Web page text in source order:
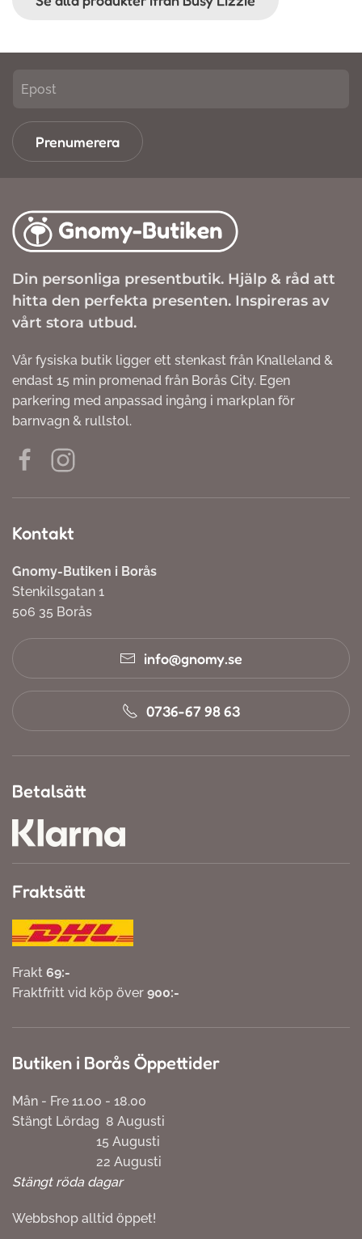
Prenumerera
Din personliga presentbutik. Hjälp & råd att
hitta den perfekta presenten. Inspireras av
vårt stora utbud.
Vår fysiska butik ligger ett stenkast från Knalleland &
endast 15 min promenad från Borås City. Egen
parkering med anpassad ingång i markplan för
barnvagn & rullstol.
Kontakt
Gnomy-Butiken i Borås
Stenkilsgatan 1
506 35 Borås
info@gnomy.se
0736-67 98 63
Betalsätt
Fraktsätt
Frakt 69:-
Fraktfritt vid köp över 900:-
Butiken i Borås Öppettider
Mån - Fre 11.00 - 18.00
Stängt Lördag 8 Augusti
15 Augusti
22 Augusti
Stängt röda dagar
Webbshop alltid öppet!